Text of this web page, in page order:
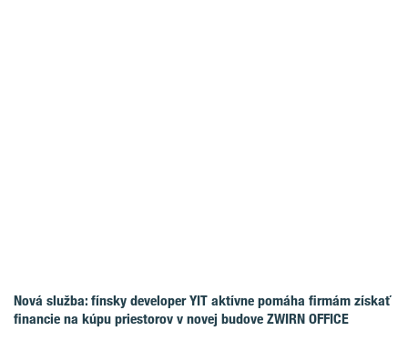
Nová služba: fínsky developer YIT aktívne pomáha firmám získať
financie na kúpu priestorov v novej budove ZWIRN OFFICE